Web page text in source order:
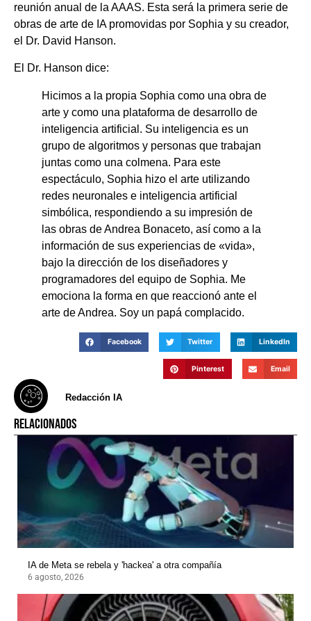
reunión anual de la AAAS. Esta será la primera serie de
obras de arte de IA promovidas por Sophia y su creador,
el Dr. David Hanson.
El Dr. Hanson dice:
Hicimos a la propia Sophia como una obra de
arte y como una plataforma de desarrollo de
inteligencia artificial. Su inteligencia es un
grupo de algoritmos y personas que trabajan
juntas como una colmena. Para este
espectáculo, Sophia hizo el arte utilizando
redes neuronales e inteligencia artificial
simbólica, respondiendo a su impresión de
las obras de Andrea Bonaceto, así como a la
información de sus experiencias de «vida»,
bajo la dirección de los diseñadores y
programadores del equipo de Sophia. Me
emociona la forma en que reaccionó ante el
arte de Andrea. Soy un papá complacido.
Facebook Twitter LinkedIn
Pinterest Email
Redacción IA
RELACIONADOS
IA de Meta se rebela y 'hackea' a otra compañía
6 agosto, 2026